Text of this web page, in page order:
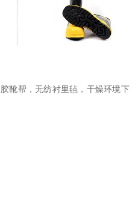
靴帮，无纺衬里毡，干燥环境下